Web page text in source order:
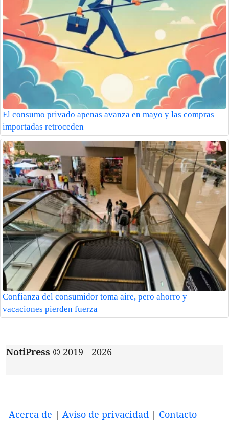
El consumo privado apenas avanza en mayo y las compras
importadas retroceden
Confianza del consumidor toma aire, pero ahorro y
vacaciones pierden fuerza
NotiPress © 2019 - 2026
Acerca de | Aviso de privacidad | Contacto